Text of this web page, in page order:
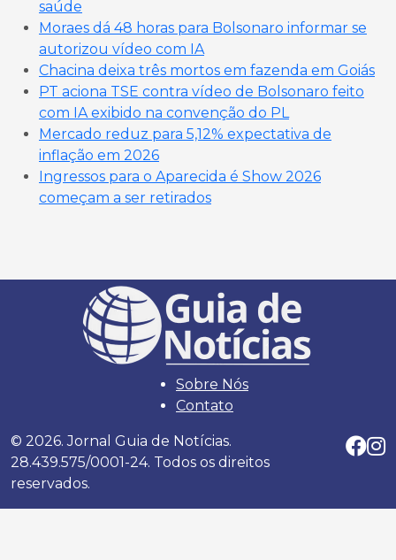
saúde
Moraes dá 48 horas para Bolsonaro informar se
autorizou vídeo com IA
Chacina deixa três mortos em fazenda em Goiás
PT aciona TSE contra vídeo de Bolsonaro feito
com IA exibido na convenção do PL
Mercado reduz para 5,12% expectativa de
inflação em 2026
Ingressos para o Aparecida é Show 2026
começam a ser retirados
Sobre Nós
Contato
© 2026. Jornal Guia de Notícias.
28.439.575/0001-24. Todos os direitos
reservados.